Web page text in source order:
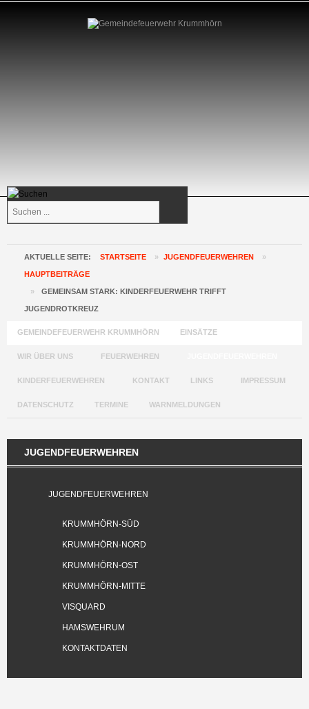
AKTUELLE SEITE: STARTSEITE » JUGENDFEUERWEHREN »
HAUPTBEITRÄGE
» GEMEINSAM STARK: KINDERFEUERWEHR TRIFFT
JUGENDROTKREUZ
GEMEINDEFEUERWEHR KRUMMHÖRN EINSÄTZE
WIR ÜBER UNS FEUERWEHREN
KINDERFEUERWEHREN KONTAKT LINKS IMPRESSUM
DATENSCHUTZ TERMINE WARNMELDUNGEN
JUGENDFEUERWEHREN
JUGENDFEUERWEHREN
KRUMMHÖRN-SÜD
KRUMMHÖRN-NORD
KRUMMHÖRN-OST
KRUMMHÖRN-MITTE
VISQUARD
HAMSWEHRUM
KONTAKTDATEN